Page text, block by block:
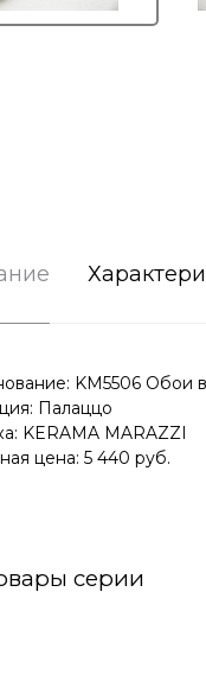
KM5506
Палаццо
KERAMA MARAZZI
цена: 5 440 руб.
серии